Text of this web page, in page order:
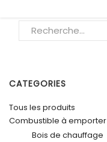
CATEGORIES
Tous les produits
Combustible à emporter
Bois de chauffage